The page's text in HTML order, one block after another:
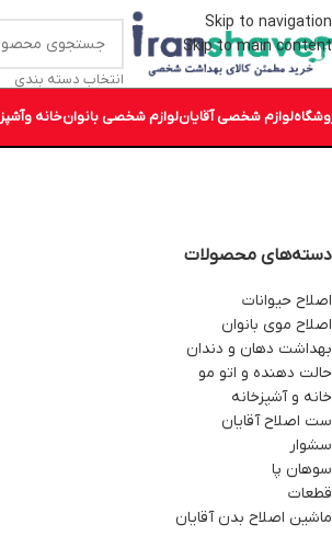
Skip to navigation
Skip to main content
انتخاب دسته بندی
لوازم شخصی آقایانلوازم شخصی بانوانخانه
دسته‌های محصولات
اصلاح حیوانات
اصلاح موی بانوان
بهداشت دهان و دندان
حالت دهنده و اتو مو
خانه و آشپزخانه
ست اصلاح آقایان
سشوار
سوهان پا
قطعات
ماشین اصلاح بدن آقایان